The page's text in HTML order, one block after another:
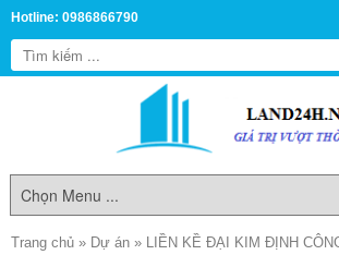
Hotline: 0986866790
Trang chủ » Dự án » LIỀN KỀ ĐẠI KIM ĐỊNH